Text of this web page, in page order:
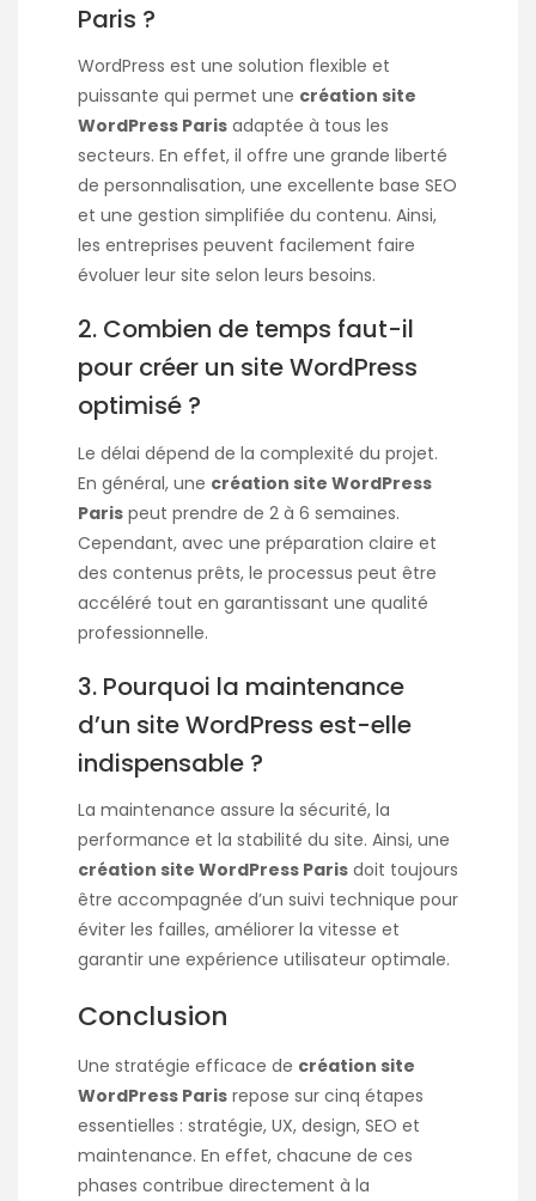
Paris ?
WordPress est une solution flexible et
puissante qui permet une création site
WordPress Paris adaptée à tous les
secteurs. En effet, il offre une grande liberté
de personnalisation, une excellente base SEO
et une gestion simplifiée du contenu. Ainsi,
les entreprises peuvent facilement faire
évoluer leur site selon leurs besoins.
2. Combien de temps faut-il
pour créer un site WordPress
optimisé ?
Le délai dépend de la complexité du projet.
En général, une création site WordPress
Paris peut prendre de 2 à 6 semaines.
Cependant, avec une préparation claire et
des contenus prêts, le processus peut être
accéléré tout en garantissant une qualité
professionnelle.
3. Pourquoi la maintenance
d’un site WordPress est-elle
indispensable ?
La maintenance assure la sécurité, la
performance et la stabilité du site. Ainsi, une
création site WordPress Paris doit toujours
être accompagnée d’un suivi technique pour
éviter les failles, améliorer la vitesse et
garantir une expérience utilisateur optimale.
Conclusion
Une stratégie efficace de création site
WordPress Paris repose sur cinq étapes
essentielles : stratégie, UX, design, SEO et
maintenance. En effet, chacune de ces
phases contribue directement à la